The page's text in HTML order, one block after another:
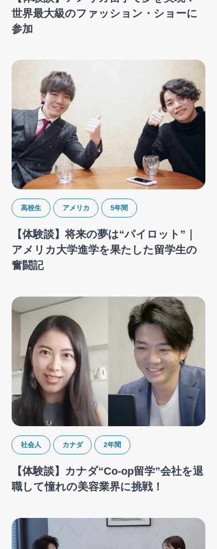
世界最大級のファッション・ショーに
参加
高校生 アメリカ 5年間
【体験談】将来の夢は“パイロット”｜
アメリカ大学進学を果たした留学生の
奮闘記
社会人 カナダ 2年間
【体験談】カナダ“Co-op留学”会社を退
職して憧れの美容業界に挑戦！